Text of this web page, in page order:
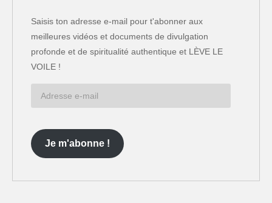
Saisis ton adresse e-mail pour t'abonner aux
meilleures vidéos et documents de divulgation
profonde et de spiritualité authentique et LÈVE LE
VOILE !
Je m'abonne !